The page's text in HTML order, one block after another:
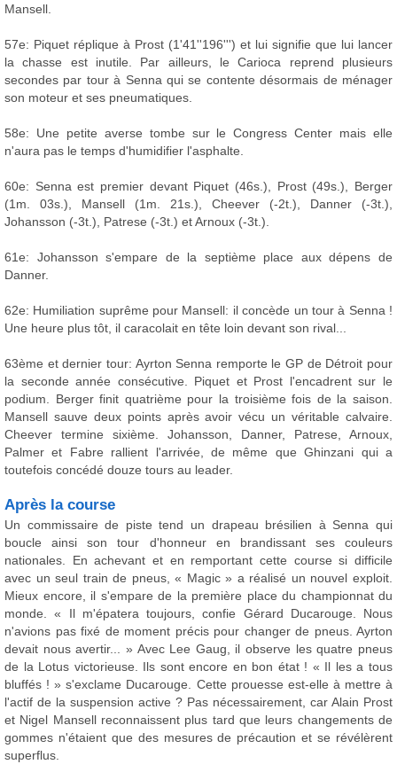
Mansell.
57e: Piquet réplique à Prost (1'41''196''') et lui signifie que lui lancer
la chasse est inutile. Par ailleurs, le Carioca reprend plusieurs
secondes par tour à Senna qui se contente désormais de ménager
son moteur et ses pneumatiques.
58e: Une petite averse tombe sur le Congress Center mais elle
n'aura pas le temps d'humidifier l'asphalte.
60e: Senna est premier devant Piquet (46s.), Prost (49s.), Berger
(1m. 03s.), Mansell (1m. 21s.), Cheever (-2t.), Danner (-3t.),
Johansson (-3t.), Patrese (-3t.) et Arnoux (-3t.).
61e: Johansson s'empare de la septième place aux dépens de
Danner.
62e: Humiliation suprême pour Mansell: il concède un tour à Senna !
Une heure plus tôt, il caracolait en tête loin devant son rival...
63ème et dernier tour: Ayrton Senna remporte le GP de Détroit pour
la seconde année consécutive. Piquet et Prost l'encadrent sur le
podium. Berger finit quatrième pour la troisième fois de la saison.
Mansell sauve deux points après avoir vécu un véritable calvaire.
Cheever termine sixième. Johansson, Danner, Patrese, Arnoux,
Palmer et Fabre rallient l'arrivée, de même que Ghinzani qui a
toutefois concédé douze tours au leader.
Après la course
Un commissaire de piste tend un drapeau brésilien à Senna qui
boucle ainsi son tour d'honneur en brandissant ses couleurs
nationales. En achevant et en remportant cette course si difficile
avec un seul train de pneus, « Magic » a réalisé un nouvel exploit.
Mieux encore, il s'empare de la première place du championnat du
monde. « Il m'épatera toujours, confie Gérard Ducarouge. Nous
n'avions pas fixé de moment précis pour changer de pneus. Ayrton
devait nous avertir... » Avec Lee Gaug, il observe les quatre pneus
de la Lotus victorieuse. Ils sont encore en bon état ! « Il les a tous
bluffés ! » s'exclame Ducarouge. Cette prouesse est-elle à mettre à
l'actif de la suspension active ? Pas nécessairement, car Alain Prost
et Nigel Mansell reconnaissent plus tard que leurs changements de
gommes n'étaient que des mesures de précaution et se révélèrent
superflus.